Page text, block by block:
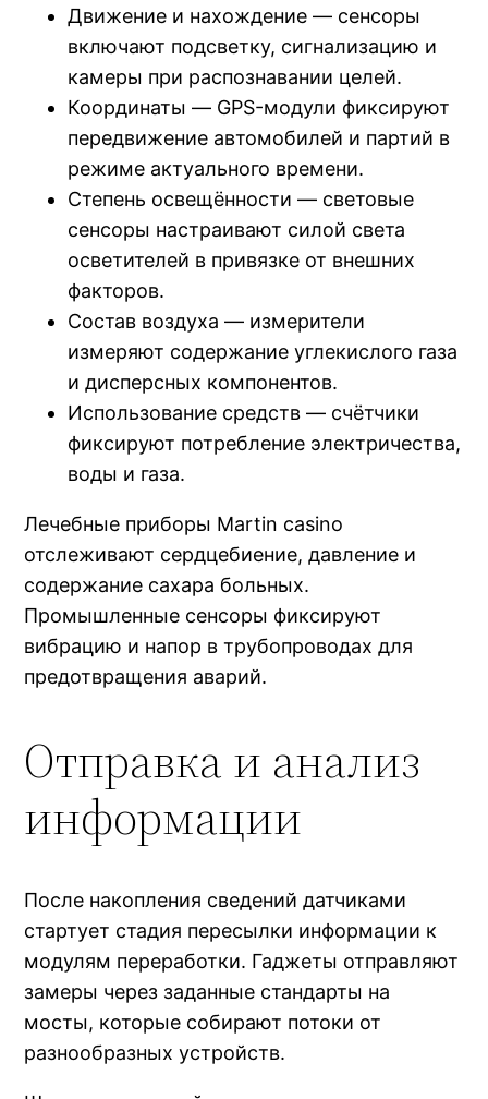
Движение и нахождение — сенсоры
включают подсветку, сигнализацию и
камеры при распознавании целей.
Координаты — GPS-модули фиксируют
передвижение автомобилей и партий в
режиме актуального времени.
Степень освещённости — световые
сенсоры настраивают силой света
осветителей в привязке от внешних
факторов.
Состав воздуха — измерители
измеряют содержание углекислого газа
и дисперсных компонентов.
Использование средств — счётчики
фиксируют потребление электричества,
воды и газа.
Лечебные приборы Martin casino
отслеживают сердцебиение, давление и
содержание сахара больных.
Промышленные сенсоры фиксируют
вибрацию и напор в трубопроводах для
предотвращения аварий.
Отправка и анализ
информации
После накопления сведений датчиками
стартует стадия пересылки информации к
модулям переработки. Гаджеты отправляют
замеры через заданные стандарты на
мосты, которые собирают потоки от
разнообразных устройств.